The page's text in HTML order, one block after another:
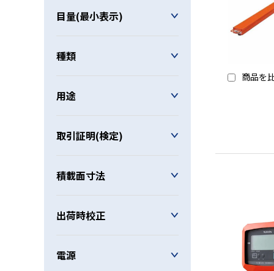
目量(最小表示)
種類
用途
取引証明(検定)
積載面寸法
出荷時校正
電源
商品を